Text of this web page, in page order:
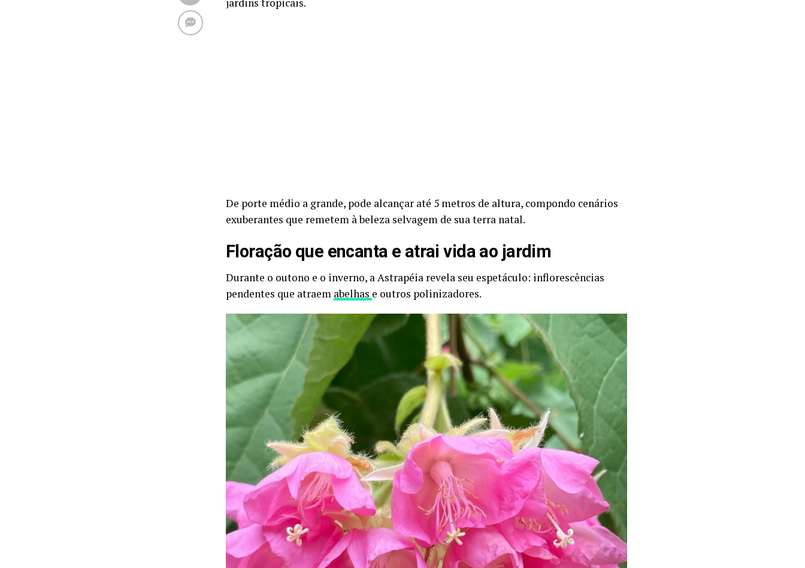
De porte médio a grande, pode alcançar até 5 metros de altura, compondo cenários
exuberantes que remetem à beleza selvagem de sua terra natal.
Floração que encanta e atrai vida ao jardim
Durante o outono e o inverno, a Astrapéia revela seu espetáculo: inflorescências
pendentes que atraem abelhas e outros polinizadores.